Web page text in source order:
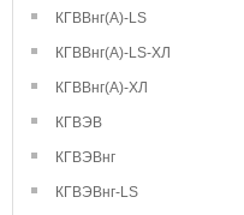
КГВВнг(А)-LS
КГВВнг(А)-LS-ХЛ
КГВВнг(А)-ХЛ
КГВЭВ
КГВЭВнг
КГВЭВнг-LS